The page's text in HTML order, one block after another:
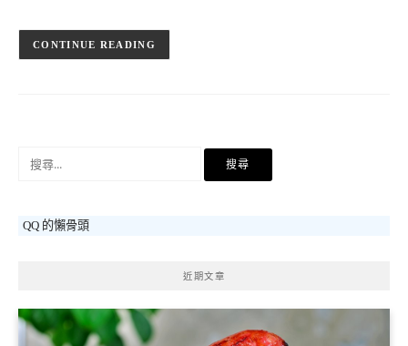
CONTINUE READING
字:
QQ 的懶骨頭
近期文章